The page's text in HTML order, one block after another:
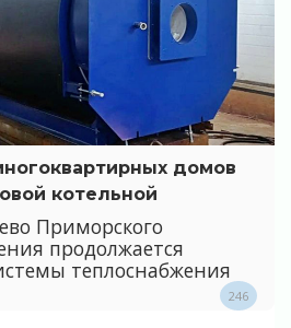
домов
котельной
Приморского
продолжается
теплоснабжения
246